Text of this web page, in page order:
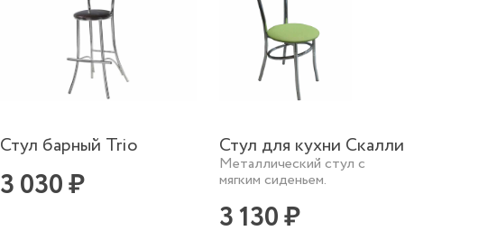
Стул барный Trio
3 030 ₽
Стул для кухни Скалли
Металлический стул с
мягким сиденьем.
3 130 ₽